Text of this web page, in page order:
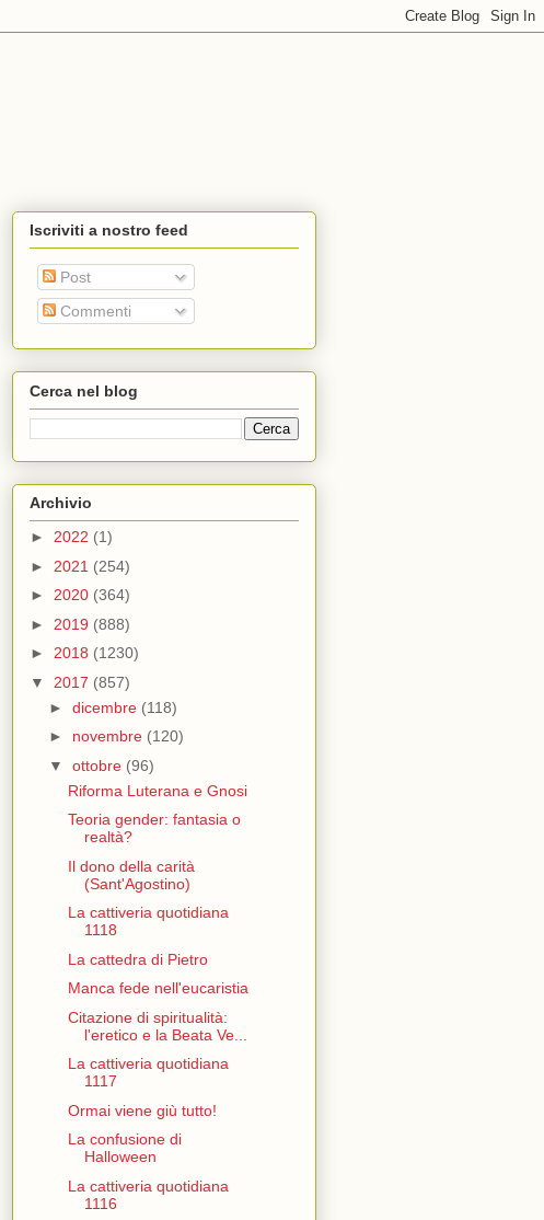
Iscriviti a nostro feed
Post
Commenti
Cerca nel blog
Archivio
► 2022 (1)
► 2021 (254)
► 2020 (364)
► 2019 (888)
► 2018 (1230)
▼ 2017 (857)
► dicembre (118)
► novembre (120)
▼ ottobre (96)
Riforma Luterana e Gnosi
Teoria gender: fantasia o
realtà?
Il dono della carità
(Sant'Agostino)
La cattiveria quotidiana
1118
La cattedra di Pietro
Manca fede nell'eucaristia
Citazione di spiritualità:
l'eretico e la Beata Ve...
La cattiveria quotidiana
1117
Ormai viene giù tutto!
La confusione di
Halloween
La cattiveria quotidiana
1116